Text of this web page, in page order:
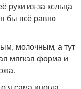
руки из-за кольца
бы всё равно
молочным, а тут
мягкая форма и